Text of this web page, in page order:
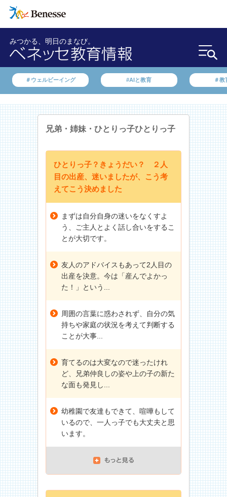
みつかる、明日のまなび。
＃ウェルビーイング #AIと教育 ＃教
兄弟・姉妹・ひとりっ子ひとりっ子
ひとりっ子？きょうだい？ ２人
目の出産、迷いましたが、こう考
えてこう決めました
まずは自分自身の迷いをなくすよ
う、ご主人とよく話し合いをするこ
とが大切です。
友人のアドバイスもあって2人目の
出産を決意。今は「産んでよかっ
た！」という...
周囲の言葉に惑わされず、自分の気
持ちや家庭の状況を考えて判断する
ことが大事...
育てるのは大変なので迷ったけれ
ど、兄弟仲良しの姿や上の子の新た
な面も発見し...
幼稚園で友達もできて、喧嘩もして
いるので、一人っ子でも大丈夫と思
います。